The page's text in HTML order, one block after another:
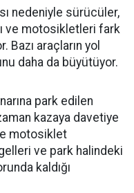
nedeniyle sürücüler,
ve motosikletleri fark
Bazı araçların yol
daha da büyütüyor.
park edilen
kazaya davetiye
motosiklet
ve park halindeki
kaldığı